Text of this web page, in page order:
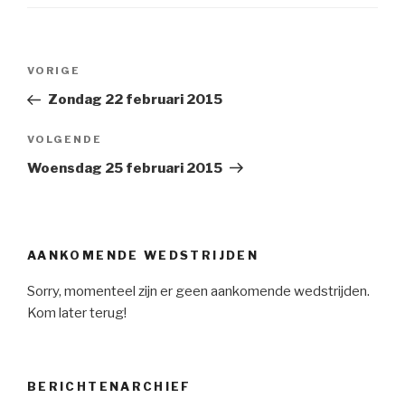
Bericht
Vorig
bericht
VORIGE
Zondag 22 februari 2015
Volgend
Bericht
VOLGENDE
Woensdag 25 februari 2015
AANKOMENDE WEDSTRIJDEN
Sorry, momenteel zijn er geen aankomende wedstrijden.
Kom later terug!
BERICHTENARCHIEF